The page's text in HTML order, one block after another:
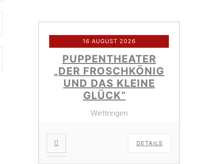
16 AUGUST 2026
PUPPENTHEATER
„DER FROSCHKÖNIG
UND DAS KLEINE
GLÜCK“
Wettringen
DETAILS